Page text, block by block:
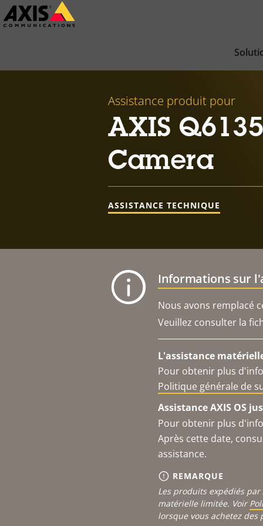
Passer
au
Assistance produit pour
AXIS
Camera
ASSISTANCE TECHNIQUE
Informations sur
Nous avons remplacé
Veuillez consulter la
L'assistance
Pour obtenir plus
Politique générale de
Assistance AXIS OS
Pour obtenir plus
Après cette date,
assistance.
REMARQUE
Les produits expédiés
matérielle limitée. Voir
lorsque vous achetez